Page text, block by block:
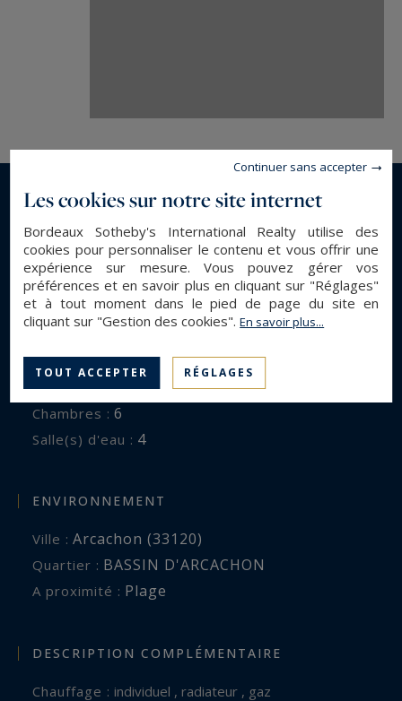
bien est exposé sont disponibles sur :
En savoir plus...
DESCRIPTION GÉNÉRALE
Type de bien : Maison
Surface :
Surface terrain : 1295 m²
Pièces : 9
Chambres : 6
Salle(s) d'eau : 4
ENVIRONNEMENT
Ville : Arcachon (33120)
Quartier : BASSIN D'ARCACHON
A proximité : Plage
DESCRIPTION COMPLÉMENTAIRE
Chauffage : individuel , radiateur , gaz
Les cookies sur notre site internet
Bordeaux Sotheby's International Realty utilise des
cookies pour personnaliser le contenu et vous offrir une
expérience sur mesure. Vous pouvez gérer vos
préférences et en savoir plus en cliquant sur "Réglages"
et à tout moment dans le pied de page du site en
cliquant sur "Gestion des cookies".En savoir plus...
TOUT ACCEPTER RÉGLAGES
Continuer sans accepter